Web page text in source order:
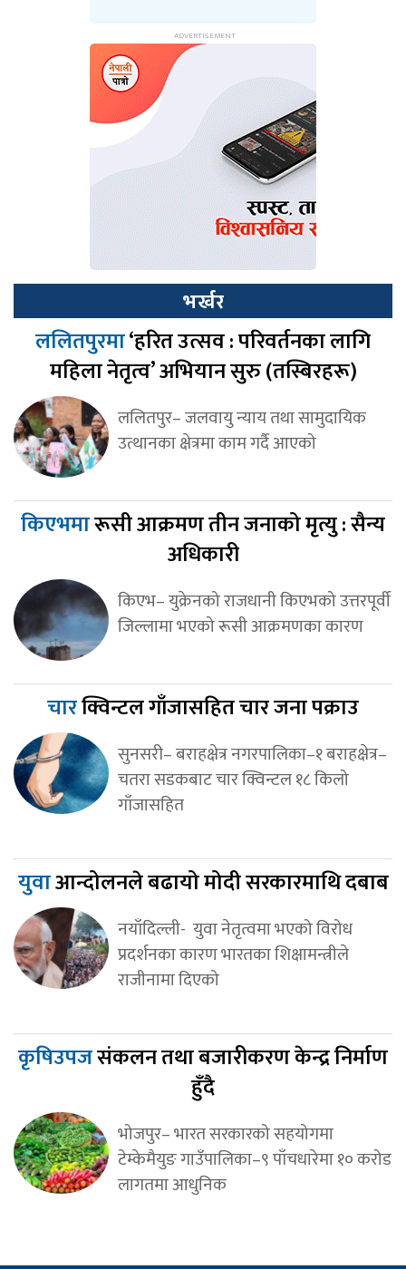
भर्खर
ललितपुरमा‘हरित उत्सव : परिवर्तनका लागि
महिला नेतृत्व’ अभियान सुरु (तस्बिरहरू)
ललितपुर– जलवायु न्याय तथा सामुदायिक
उत्थानका क्षेत्रमा काम गर्दै आएको
किएभमारूसी आक्रमण तीन जनाको मृत्यु : सैन्य
अधिकारी
किएभ– युक्रेनको राजधानी किएभको उत्तरपूर्वी
जिल्लामा भएको रूसी आक्रमणका कारण
चारक्विन्टल गाँजासहित चार जना पक्राउ
सुनसरी– बराहक्षेत्र नगरपालिका–१ बराहक्षेत्र–
चतरा सडकबाट चार क्विन्टल १८ किलो
गाँजासहित
युवाआन्दोलनले बढायो मोदी सरकारमाथि दबाब
नयाँदिल्ली- युवा नेतृत्वमा भएको विरोध
प्रदर्शनका कारण भारतका शिक्षामन्त्रीले
राजीनामा दिएको
कृषिउपजसंकलन तथा बजारीकरण केन्द्र निर्माण
हुँदै
भोजपुर– भारत सरकारको सहयोगमा
टेम्केमैयुङ गाउँपालिका–९ पाँचधारेमा १० करोड
लागतमा आधुनिक